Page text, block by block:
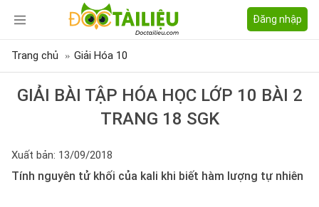
Đăng nhập
Trang chủ Giải Hóa 10
GIẢI BÀI TẬP HÓA HỌC LỚP 10 BÀI 2
TRANG 18 SGK
Xuất bản: 13/09/2018
Tính nguyên tử khối của kali khi biết hàm lượng tự nhiên